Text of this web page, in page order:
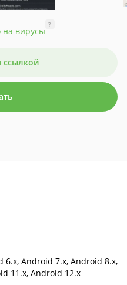
на вирусы
?
ссылкой
6.x, Android 7.x, Android 8.x,
11.x, Android 12.x